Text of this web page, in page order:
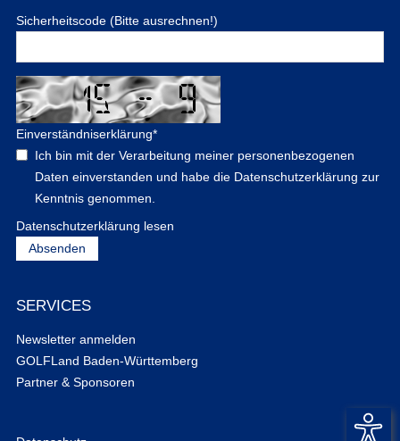
Sicherheitscode (Bitte ausrechnen!)
Einverständniserklärung*
Ich bin mit der Verarbeitung meiner personenbezogenen
Daten einverstanden und habe die Datenschutzerklärung zur
Kenntnis genommen.
Datenschutzerklärung lesen
SERVICES
Newsletter anmelden
GOLFLand Baden-Württemberg
Partner & Sponsoren